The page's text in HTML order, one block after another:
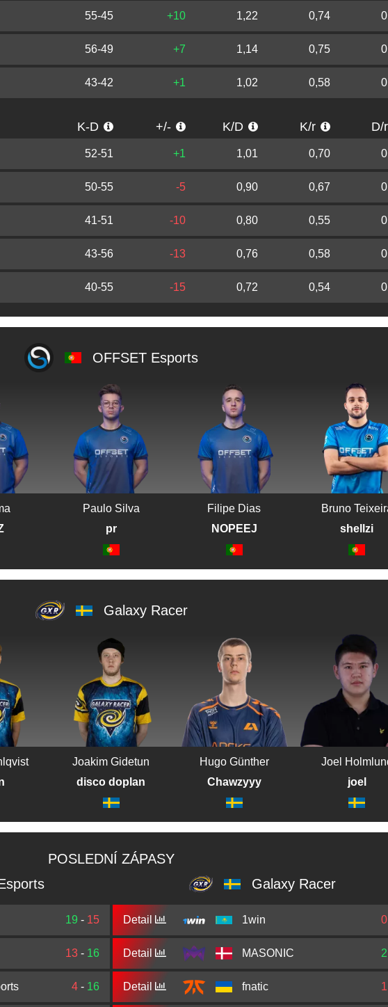
55-45 +10 1,22 0,74
56-49 +7 1,14 0,75
43-42 +1 1,02 0,58
K-D +/- K/D K/r
52-51 +1 1,01 0,70
50-55 -5 0,90 0,67
41-51 -10 0,80 0,55
43-56 -13 0,76 0,58
40-55 -15 0,72 0,54
OFFSET Esports
Paulo Silva
pr
Filipe Dias
NOPEEJ
Bruno
shellzi
Galaxy Racer
Joakim Gidetun
disco doplan
Hugo Günther
Chawzyyy
Joel
joel
POSLEDNÍ ZÁPASY
Galaxy Racer
19 - 15
13 - 16
4 - 16
Detail 1win 0
Detail MASONIC 2
Detail fnatic 1